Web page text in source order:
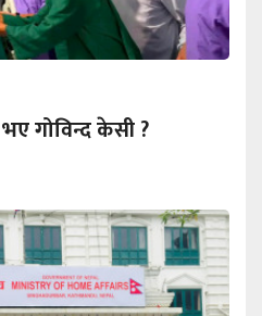
गोविन्द केसी ?